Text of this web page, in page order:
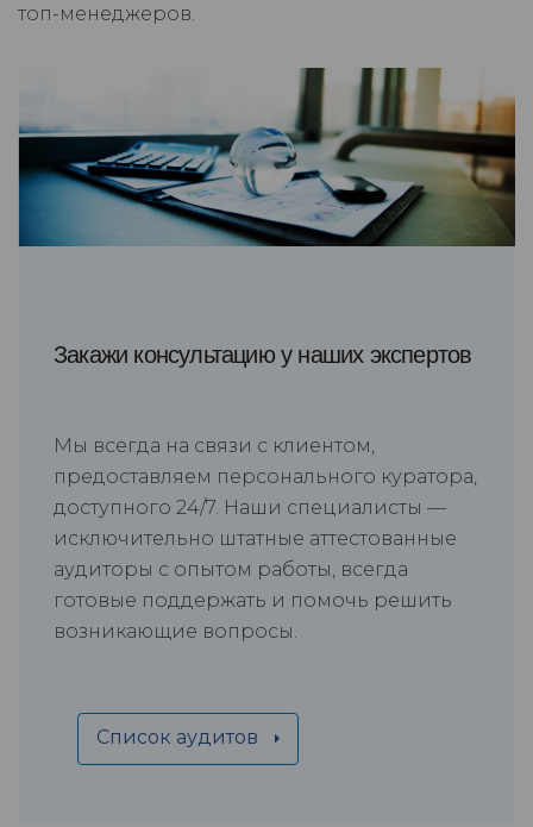
топ-менеджеров.
Закажи консультацию у наших экспертов
Мы всегда на связи с клиентом,
предоставляем персонального куратора,
доступного 24/7. Наши специалисты —
исключительно штатные аттестованные
аудиторы с опытом работы, всегда
готовые поддержать и помочь решить
возникающие вопросы.
Список аудитов